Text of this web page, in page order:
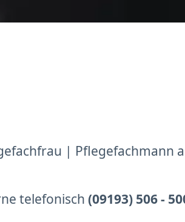
| Pflegefachmann
telefonisch (09193) 506 -